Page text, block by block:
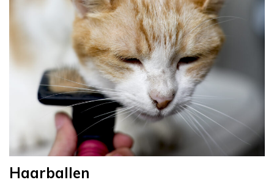
Haarballen